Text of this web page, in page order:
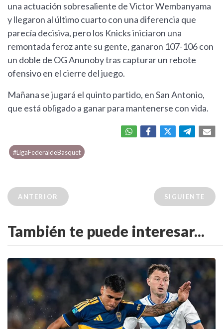
una actuación sobresaliente de Victor Wembanyama
y llegaron al último cuarto con una diferencia que
parecía decisiva, pero los Knicks iniciaron una
remontada feroz ante su gente, ganaron 107-106 con
un doble de OG Anunoby tras capturar un rebote
ofensivo en el cierre del juego.
Mañana se jugará el quinto partido, en San Antonio,
que está obligado a ganar para mantenerse con vida.
#LigaFederaldeBasquet
ANTERIOR SIGUIENTE
También te puede interesar...